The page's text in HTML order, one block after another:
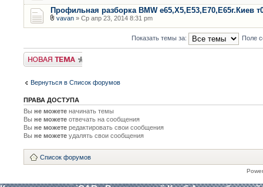
Профильная разборка BMW е65,Х5,Е53,Е70,Е65г.Киев
vavan » Ср апр 23, 2014 8:31 pm
Показать темы за: Поле
Новая тема
Вернуться в Список форумов
ПРАВА ДОСТУПА
Вы не можете начинать темы
Вы не можете отвечать на сообщения
Вы не можете редактировать свои сообщения
Вы не можете удалять свои сообщения
Список форумов